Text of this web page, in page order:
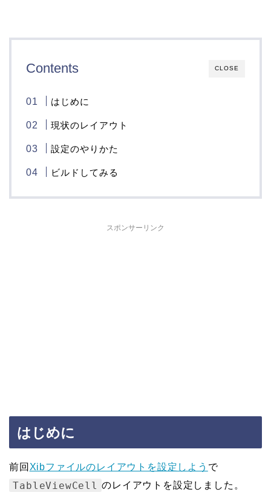
CLOSE
Contents
はじめに
現状のレイアウト
設定のやりかた
ビルドしてみる
スポンサーリンク
はじめに
前回 Xibファイルのレイアウトを設定しよう で
TableViewCell
のレイアウトを設定しました。